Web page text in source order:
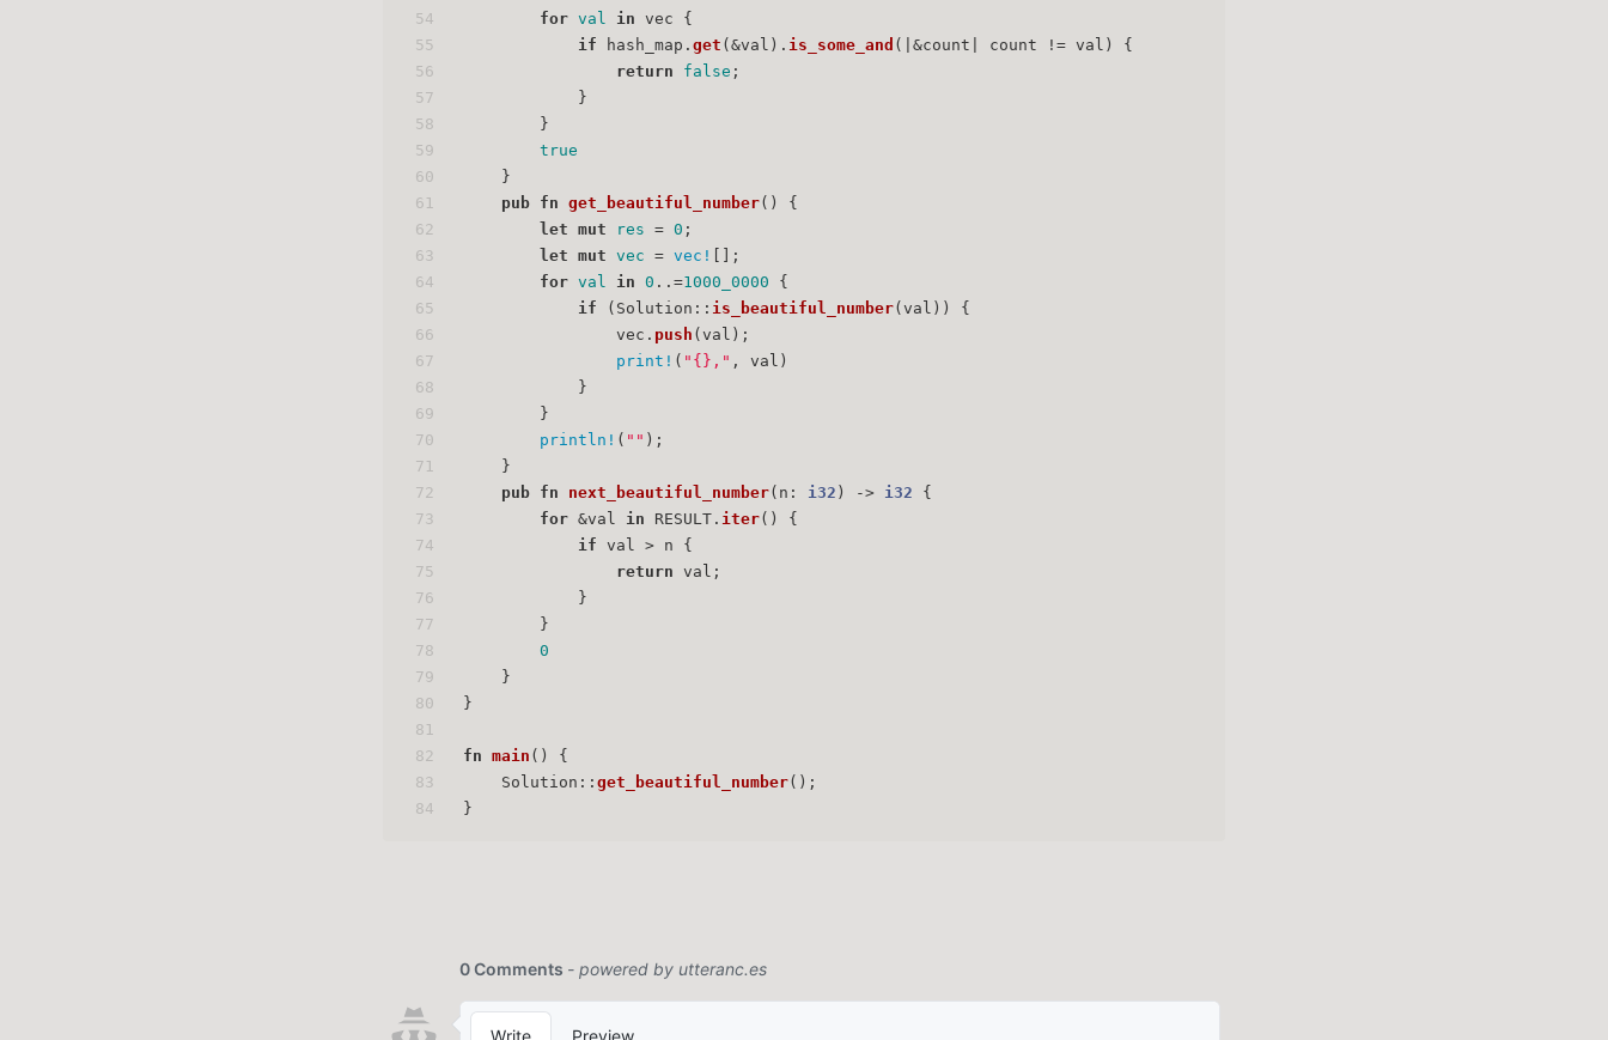
54
55
56
57
58
59
60
61
62
63
64
65
66
67
68
69
70
71
72
73
74
75
76
77
78
79
80
81
82
83
84
for val in vec {
if hash_map. get (&val). is_some_and (|&count| count != val) {
return
false ;
            }
        }
true
    }
pub fn get_beautiful_number() {
let mut res = 0 ;
let mut vec = vec!
[];
for val in 0 ..=1000_0000 {
if (Solution:: is_beautiful_number(val)) {
                vec.
push (val);
print! ( "{}," , val)
            }
        }
println! ( "" );
    }
pub fn next_beautiful_number(n: i32 ) -> i32 {
for &val in RESULT. iter() {
if val > n {
return val;
            }
        }
0
    }
}
fn main () {
    Solution::
get_beautiful_number();
}